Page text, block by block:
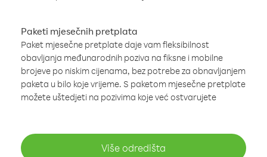
Paketi mjesečnih pretplata
Paket mjesečne pretplate daje vam fleksibilnost
obavljanja međunarodnih poziva na fiksne i mobilne
brojeve po niskim cijenama, bez potrebe za obnavljanjem
paketa u bilo koje vrijeme. S paketom mjesečne pretplate
možete uštedjeti na pozivima koje već ostvarujete
Više odredišta